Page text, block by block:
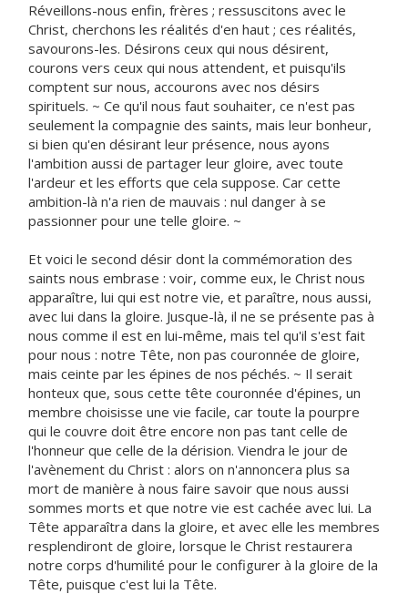
Réveillons-nous enfin, frères ; ressuscitons avec le
Christ, cherchons les réalités d'en haut ; ces réalités,
savourons-les. Désirons ceux qui nous désirent,
courons vers ceux qui nous attendent, et puisqu'ils
comptent sur nous, accourons avec nos désirs
spirituels. ~ Ce qu'il nous faut souhaiter, ce n'est pas
seulement la compagnie des saints, mais leur bonheur,
si bien qu'en désirant leur présence, nous ayons
l'ambition aussi de partager leur gloire, avec toute
l'ardeur et les efforts que cela suppose. Car cette
ambition-là n'a rien de mauvais : nul danger à se
passionner pour une telle gloire. ~
Et voici le second désir dont la commémoration des
saints nous embrase : voir, comme eux, le Christ nous
apparaître, lui qui est notre vie, et paraître, nous aussi,
avec lui dans la gloire. Jusque-là, il ne se présente pas à
nous comme il est en lui-même, mais tel qu'il s'est fait
pour nous : notre Tête, non pas couronnée de gloire,
mais ceinte par les épines de nos péchés. ~ Il serait
honteux que, sous cette tête couronnée d'épines, un
membre choisisse une vie facile, car toute la pourpre
qui le couvre doit être encore non pas tant celle de
l'honneur que celle de la dérision. Viendra le jour de
l'avènement du Christ : alors on n'annoncera plus sa
mort de manière à nous faire savoir que nous aussi
sommes morts et que notre vie est cachée avec lui. La
Tête apparaîtra dans la gloire, et avec elle les membres
resplendiront de gloire, lorsque le Christ restaurera
notre corps d'humilité pour le configurer à la gloire de la
Tête, puisque c'est lui la Tête.